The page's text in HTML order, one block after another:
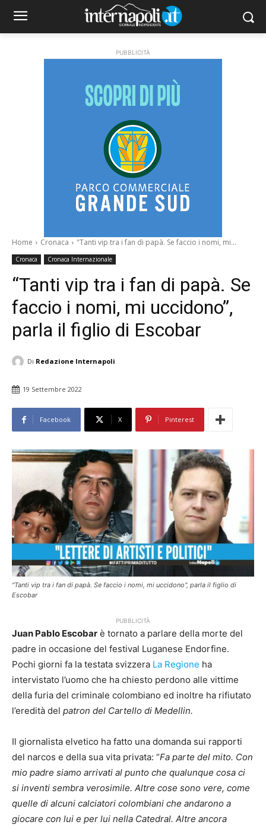
PUBBLICITÀ
Home Cronaca "Tanti vip tra i fan di papà. Se faccio i nomi, mi...
Cronaca Cronaca Internazionale
“Tanti vip tra i fan di papà. Se
faccio i nomi, mi uccidono”,
parla il figlio di Escobar
Di Redazione Internapoli
19 Settembre 2022
Facebook X Pinterest
"Tanti vip tra i fan di papà. Se faccio i nomi, mi uccidono", parla il figlio di
Escobar
PUBBLICITÀ
Juan Pablo Escobar è tornato a parlare della morte del
padre in occasione del festival Luganese Endorfine.
Pochi giorni fa la testata svizzera La Regione ha
intervistato l’uomo che ha chiesto perdono alle vittime
della furia del criminale colombiano ed inoltre ha rifiutato
l’eredità del patron del Cartello di Medellin.
Il giornalista elvetico ha fatto una domanda sui rapporti
del narcos e della sua vita privata: “Fa parte del mito. Con
mio padre siamo arrivati al punto che qualunque cosa ci
si inventi sembra verosimile. Altre cose sono vere, come
quelle di alcuni calciatori colombiani che andarono a
giocare con lui e per lui nella Catedral. Altre ancora